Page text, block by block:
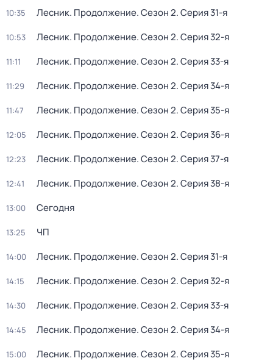
10:35 Лесник. Продолжение. Сезон 2. Серия 31-я
10:53 Лесник. Продолжение. Сезон 2. Серия 32-я
11:11 Лесник. Продолжение. Сезон 2. Серия 33-я
11:29 Лесник. Продолжение. Сезон 2. Серия 34-я
11:47 Лесник. Продолжение. Сезон 2. Серия 35-я
12:05 Лесник. Продолжение. Сезон 2. Серия 36-я
12:23 Лесник. Продолжение. Сезон 2. Серия 37-я
12:41 Лесник. Продолжение. Сезон 2. Серия 38-я
13:00 Сегодня
13:25 ЧП
14:00 Лесник. Продолжение. Сезон 2. Серия 31-я
14:15 Лесник. Продолжение. Сезон 2. Серия 32-я
14:30 Лесник. Продолжение. Сезон 2. Серия 33-я
14:45 Лесник. Продолжение. Сезон 2. Серия 34-я
15:00 Лесник. Продолжение. Сезон 2. Серия 35-я